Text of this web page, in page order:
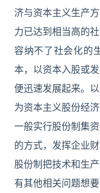
济与资本主义生产
力已达到相当高的
容纳不了社会化的
本，以资本入股或
便迅速发展起来。
为资本主义股份经济
一般实行股份制集
的方式，发挥企业
股份制把技术和生
有其他相关问题想